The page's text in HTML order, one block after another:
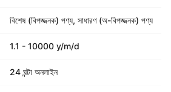
বিশেষ (বিপজ্জনক) পণ্য, সাধারণ (অ-বিপজ্জনক) পণ্য
1.1 - 10000 y/m/d
24 ঘন্টা অনলাইন